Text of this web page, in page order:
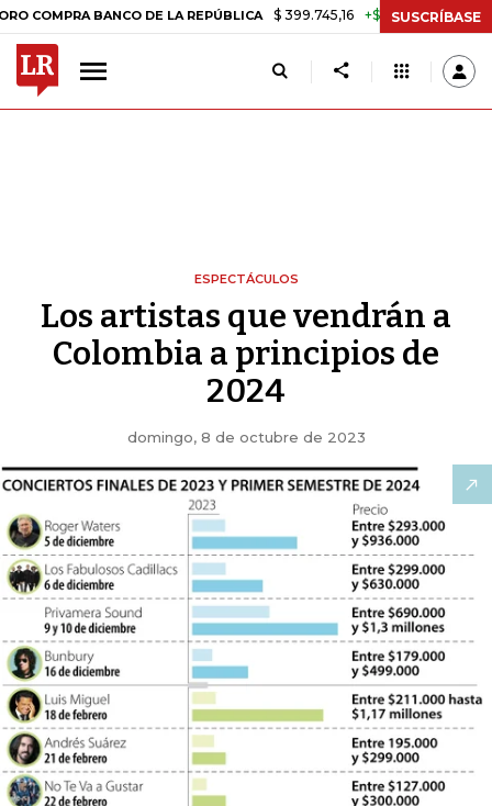
BANCO DE LA REPÚBLICA $ 399.745,16 +$ 2.295,71 +0,58%
SUSCRÍBASE
ESPECTÁCULOS
Los artistas que vendrán a
Colombia a principios de
2024
domingo, 8 de octubre de 2023